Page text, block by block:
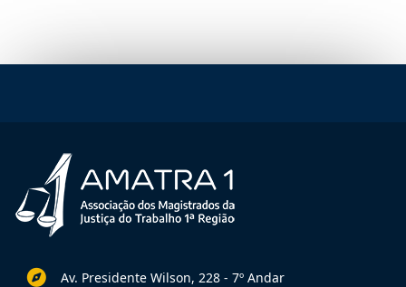
Av. Presidente Wilson, 228 - 7º Andar